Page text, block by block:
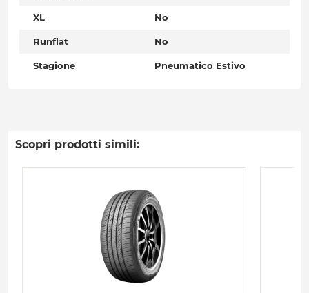
XL No
Runflat No
Stagione Pneumatico Estivo
Scopri prodotti simili: